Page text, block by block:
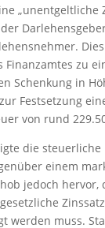
„unentgeltliche
Finanzamtes zu
Schenkung in
Festsetzung
von rund
die
einem
jedoch
werden muss.